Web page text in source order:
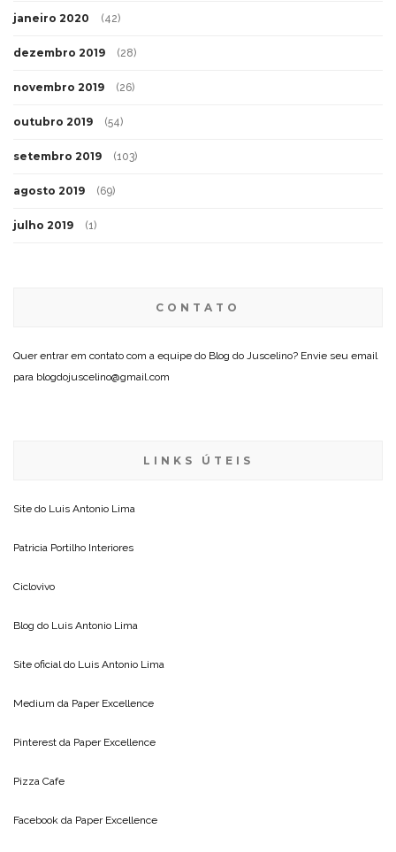
janeiro 2020 (42)
dezembro 2019 (28)
novembro 2019 (26)
outubro 2019 (54)
setembro 2019 (103)
agosto 2019 (69)
julho 2019 (1)
CONTATO
Quer entrar em contato com a equipe do Blog do Juscelino? Envie seu email
para blogdojuscelino@gmail.com
LINKS ÚTEIS
Site do Luis Antonio Lima
Patricia Portilho Interiores
Ciclovivo
Blog do Luis Antonio Lima
Site oficial do Luis Antonio Lima
Medium da Paper Excellence
Pinterest da Paper Excellence
Pizza Cafe
Facebook da Paper Excellence